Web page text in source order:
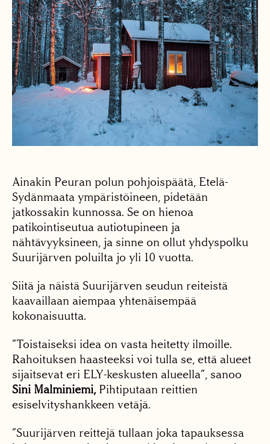
Ainakin Peuran polun pohjoispäätä, Etelä-
Sydänmaata ympäristöineen, pidetään
jatkossakin kunnossa. Se on hienoa
patikointiseutua autiotupineen ja
nähtävyyksineen, ja sinne on ollut yhdyspolku
Suurijärven poluilta jo yli 10 vuotta.
Siitä ja näistä Suurijärven seudun reiteistä
kaavaillaan aiempaa yhtenäisempää
kokonaisuutta.
”Toistaiseksi idea on vasta heitetty ilmoille.
Rahoituksen haasteeksi voi tulla se, että alueet
sijaitsevat eri ELY-keskusten alueella”, sanoo
Sini Malminiemi,Pihtiputaan reittien
esiselvityshankkeen vetäjä.
”Suurijärven reittejä tullaan joka tapauksessa